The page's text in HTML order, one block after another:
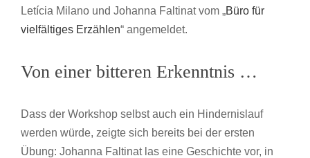
Letícia Milano und Johanna Faltinat vom „Büro für
vielfältiges Erzählen“ angemeldet.
Von einer bitteren Erkenntnis …
Dass der Workshop selbst auch ein Hindernislauf
werden würde, zeigte sich bereits bei der ersten
Übung: Johanna Faltinat las eine Geschichte vor, in